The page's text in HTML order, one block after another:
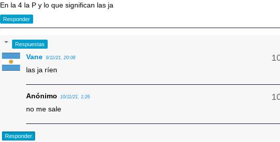
En la 4 la P y lo que significan las ja
Responder
Respuestas
Vane 9/11/21, 20:08
las ja ríen
Anónimo 10/11/21, 1:26
no me sale
Responder